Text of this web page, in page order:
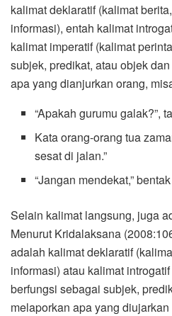
kalimat deklaratif (kalimat
informasi), entah kalimat
kalimat imperatif (kalimat
subjek, predikat, atau objek
apa yang dianjurkan orang,
“Apakah gurumu galak?”,
Kata orang-orang tua
sesat di jalan.”
“Jangan mendekat,”
Selain kalimat langsung, juga
Menurut Kridalaksana
adalah kalimat deklaratif
informasi) atau kalimat
berfungsi sebagai subjek,
melaporkan apa yang